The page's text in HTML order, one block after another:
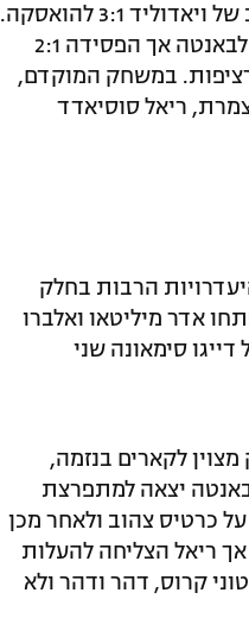
המחזור ה-21 בספרד יצא לדרך כבר אתמול (שישי) עם ההפסד המאכזב של ויאדוליד 3:1 להואסקה.
היום (שבת) ייערכו ארבעה משחקים. האלופה ריאל מדריד הובילה נגד לבאנטה אך הפסידה 2:1
במשחק המוקדם,
0:2 על אייבר. בקרב הצמרת, ריאל סוסיאדד
הרבות בחלק
אדר מיליטאו ואלברו
סימאונה שני
לקארים בנזמה,
יצאה למתפרצת
כרטיס צהוב ולאחר מכן
ריאל הצליחה להעלות
אדירה מטוני קרוס, דהר ודהר ולא